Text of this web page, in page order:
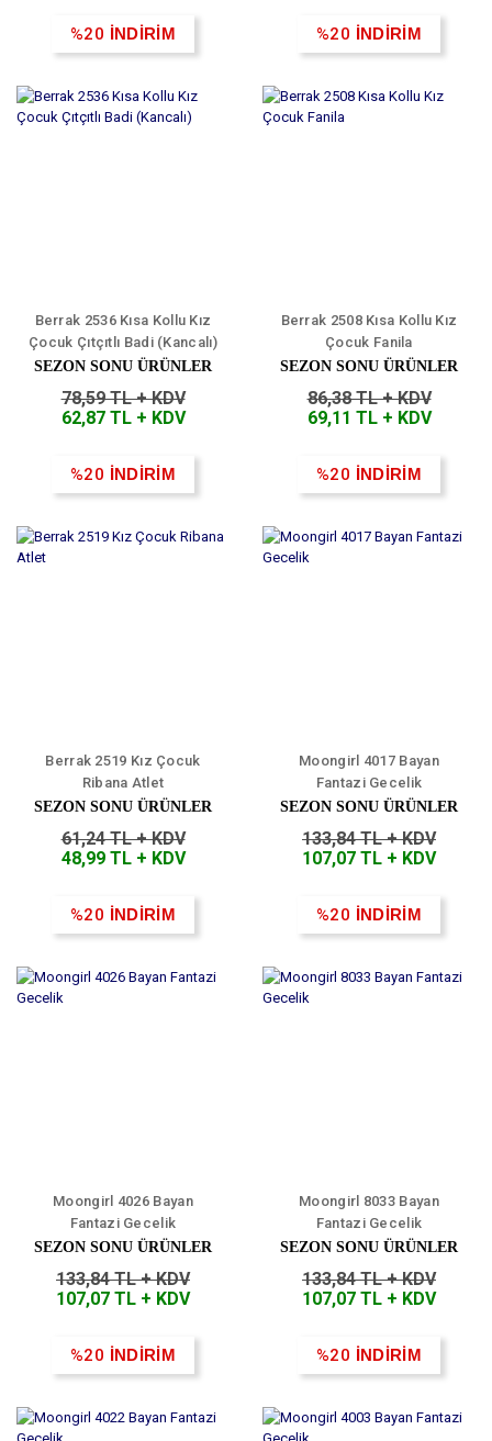
%20 İNDİRİM %20 İNDİRİM
Berrak 2536 Kısa Kollu Kız
Çocuk Çıtçıtlı Badi (Kancalı)
SEZON SONU ÜRÜNLER
78,59 TL + KDV
62,87 TL + KDV
%20 İNDİRİM
Berrak 2508 Kısa Kollu Kız
Çocuk Fanila
SEZON SONU ÜRÜNLER
86,38 TL + KDV
69,11 TL + KDV
%20 İNDİRİM
Berrak 2519 Kız Çocuk
Ribana Atlet
SEZON SONU ÜRÜNLER
61,24 TL + KDV
48,99 TL + KDV
%20 İNDİRİM
Moongirl 4017 Bayan
Fantazi Gecelik
SEZON SONU ÜRÜNLER
133,84 TL + KDV
107,07 TL + KDV
%20 İNDİRİM
Moongirl 4026 Bayan
Fantazi Gecelik
SEZON SONU ÜRÜNLER
133,84 TL + KDV
107,07 TL + KDV
%20 İNDİRİM
Moongirl 8033 Bayan
Fantazi Gecelik
SEZON SONU ÜRÜNLER
133,84 TL + KDV
107,07 TL + KDV
%20 İNDİRİM